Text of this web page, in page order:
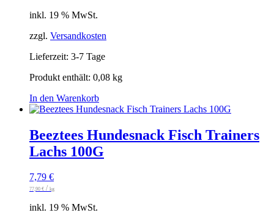
inkl. 19 % MwSt.
zzgl. Versandkosten
Lieferzeit: 3-7 Tage
Produkt enthält: 0,08 kg
In den Warenkorb
Beeztees Hundesnack Fisch Trainers
Lachs 100G
7,79 €
77,90 € / kg
inkl. 19 % MwSt.